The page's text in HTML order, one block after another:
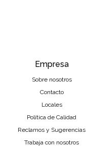
Empresa
Sobre nosotros
Contacto
Locales
Política de Calidad
Reclamos y Sugerencias
Trabaja con nosotros